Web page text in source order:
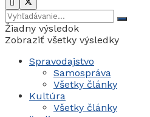
Žiadny výsledok
Zobraziť všetky výsledky
Spravodajstvo
Samospráva
Všetky články
Kultúra
Všetky články